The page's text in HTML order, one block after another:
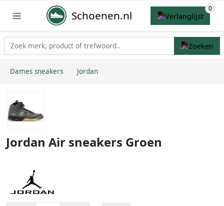
Schoenen.nl
Dames sneakers Jordan
Jordan Air sneakers Groen